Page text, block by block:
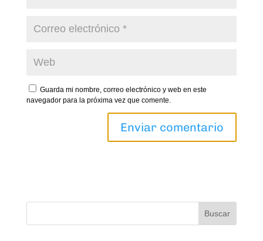
Guarda mi nombre, correo electrónico y web en este
navegador para la próxima vez que comente.